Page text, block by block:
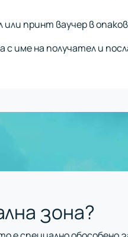
принт ваучер в
с име на получател и
зона?